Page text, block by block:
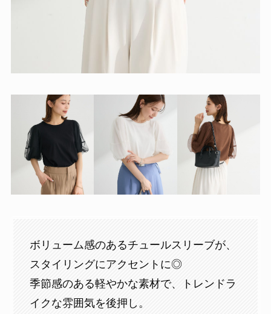
・UV対策で薄手の羽織りを
プラスして調整
・機能性アイテム
・Tシャツ
・薄手の羽織もの
【チュールボリュームスリーブニットプルオーバ
ー】